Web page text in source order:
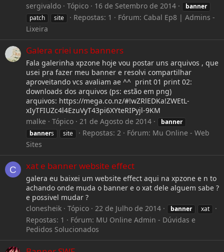
sergivaldo
Tópico 16 de Setembro de 2014
banner
patch
site Repostas: 1 Fórum: Cabal Ep8 | Admins -
Lixeira
Galera criei uns banners
Fala galerinha xpzone hoje vou postar uns arquivos , que
usei pra fazer meu banner e resolvi compartilhar
aproveitando vcs avaliam ae ^^ print 01 print 02:
downloads dos arquivos (ps: estão em png)
arquivos: https://mega.co.nz/#!wZRlEDKa!ZWEtL-
xIyTFIUZc4l4EzuVyT43pi6XYteRIPyjl-9KM
malke
Tópico 21 de Agosto de 2014
banner
banners site Repostas: 2 Fórum: Mu Online - Web
Sites
C xat e banner website effect
galera eu baixei um website effect aqui na xpzone e n to
achando onde muda o banner e o xat dele alguem sabe ?
e possivel mudar ?
clonesheik
Tópico 22 de Julho de 2014 banner xat
Repostas: 1 Fórum: MU Online Admin - Dúvidas e
Pedidos Solucionados